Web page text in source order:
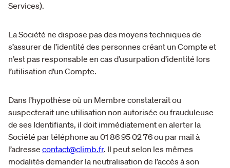
Services).
La Société ne dispose pas des moyens techniques de
s’assurer de l’identité des personnes créant un Compte et
n’est pas responsable en cas d’usurpation d’identité lors
l’utilisation d’un Compte.
Dans l’hypothèse où un Membre constaterait ou
suspecterait une utilisation non autorisée ou frauduleuse
de ses Identifiants, il doit immédiatement en alerter la
Société par téléphone au 01 86 95 02 76 ou par mail à
l’adresse contact@climb.fr. Il peut selon les mêmes
modalités demander la neutralisation de l’accès à son